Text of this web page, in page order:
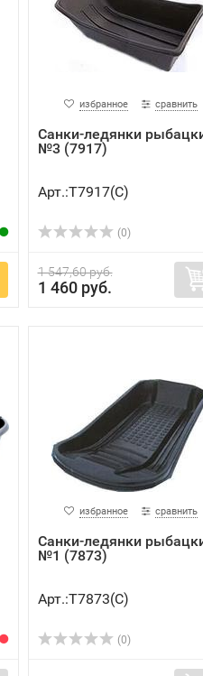
избранное сравнить
Санки-ледянки
№3 (7917)
Арт.:Т7917(C)
(0)
1 547,60 руб.
1 460 руб.
избранное сравнить
Санки-ледянки
№1 (7873)
Арт.:Т7873(C)
(0)